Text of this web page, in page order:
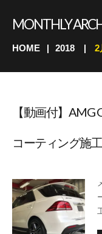
MONTHLY
HOME 2018 2
【動画付】AMG
コーティング施